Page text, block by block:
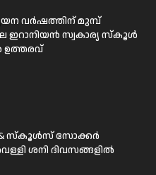
വർഷത്തിന് മുമ്പ്
സ്വകാര്യ സ്കൂൾ
ഉത്തരവ്
& സ്കൂൾസ് സോക്കർ
ശനി ദിവസങ്ങളിൽ